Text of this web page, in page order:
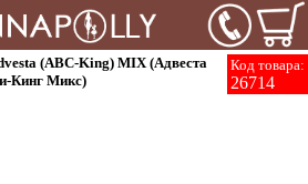
Код товара:
26714
(ABC-King) MIX (Адвеста
Кинг Микс)